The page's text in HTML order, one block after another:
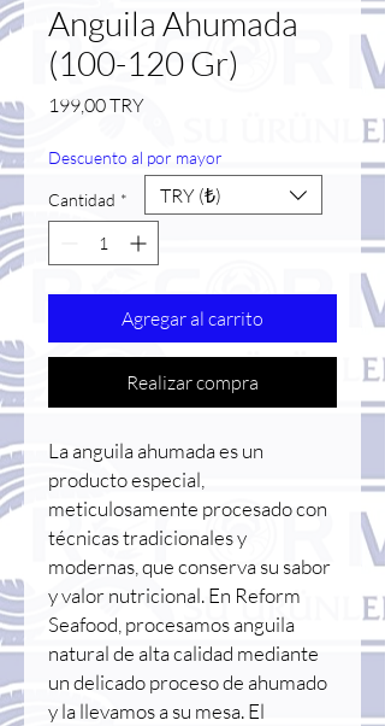
Anguila Ahumada
(100-120 Gr)
199,00 TRYPrecio
Descuento al por mayor
Cantidad *
Agregar al carrito
Realizar compra
La anguila ahumada es un
producto especial,
meticulosamente procesado con
técnicas tradicionales y
modernas, que conserva su sabor
y valor nutricional. En Reform
Seafood, procesamos anguila
natural de alta calidad mediante
un delicado proceso de ahumado
y la llevamos a su mesa. El
TRY (₺)